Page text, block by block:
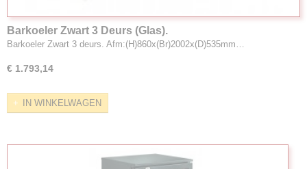
Barkoeler Zwart 3 Deurs (Glas).
Barkoeler Zwart 3 deurs. Afm:(H)860x(Br)2002x(D)535mm…
€ 1.793,14
IN WINKELWAGEN